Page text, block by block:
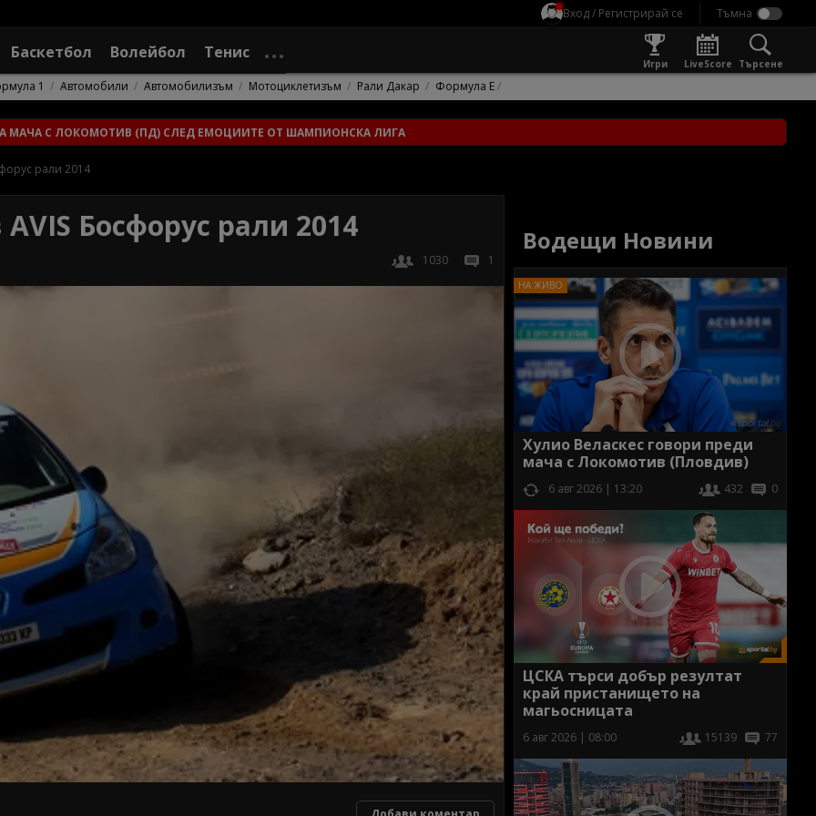
Вход / Регистрирай се
Баскетбол Волейбол Тенис
Игри LiveScore Търсене
1 Автомобили Автомобилизъм Мотоциклетизъм Рали Дакар Формула Е
МАЧА С ЛОКОМОТИВ (ПД) СЛЕД ЕМОЦИИТЕ ОТ ШАМПИОНСКА ЛИГА
рали 2014
Босфорус рали 2014
1030 1
Водещи Новини
Хулио Веласкес говори преди
мача с Локомотив (Пловдив)
6 авг 2026 | 13:20 432 0
ЦСКА търси добър резултат
край пристанището на
магьосницата
6 авг 2026 | 08:00 15139 77